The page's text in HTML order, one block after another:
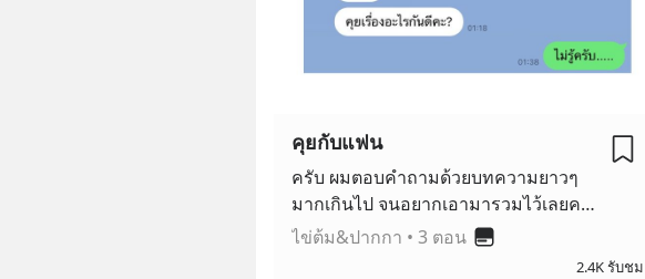
คุยกับแฟน
ครับ ผมตอบคำถามด้วยบทความยาวๆ
มากเกินไป จนอยากเอามารวมไว้เลยครับ
และใช่ คนที่ตอบคือคนรักของผม แต่ถ้ามี
เห็นพูดครับ ค่ะ แตกต่างกันไป นั่นคือการ
ไข่ต้ม&ปากกา • 3 ตอน
2.4K รับชม